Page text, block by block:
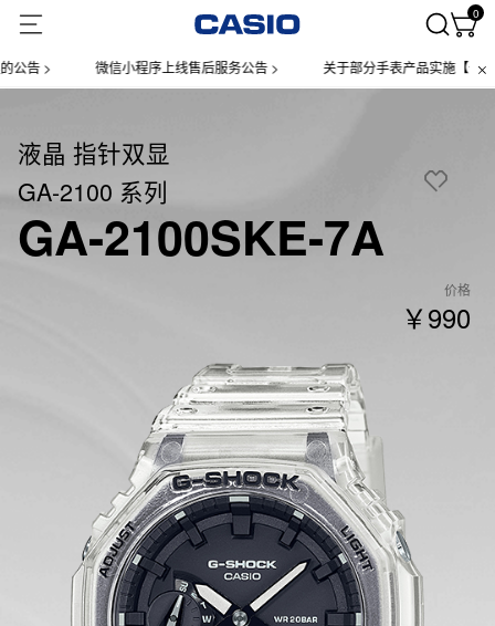
0
> 微信小程序上线售后服务公告 > 关于部分手表产品实施【一物一码
液晶 指针双显
GA-2100 系列
GA-2100SKE-7A
价格
￥990